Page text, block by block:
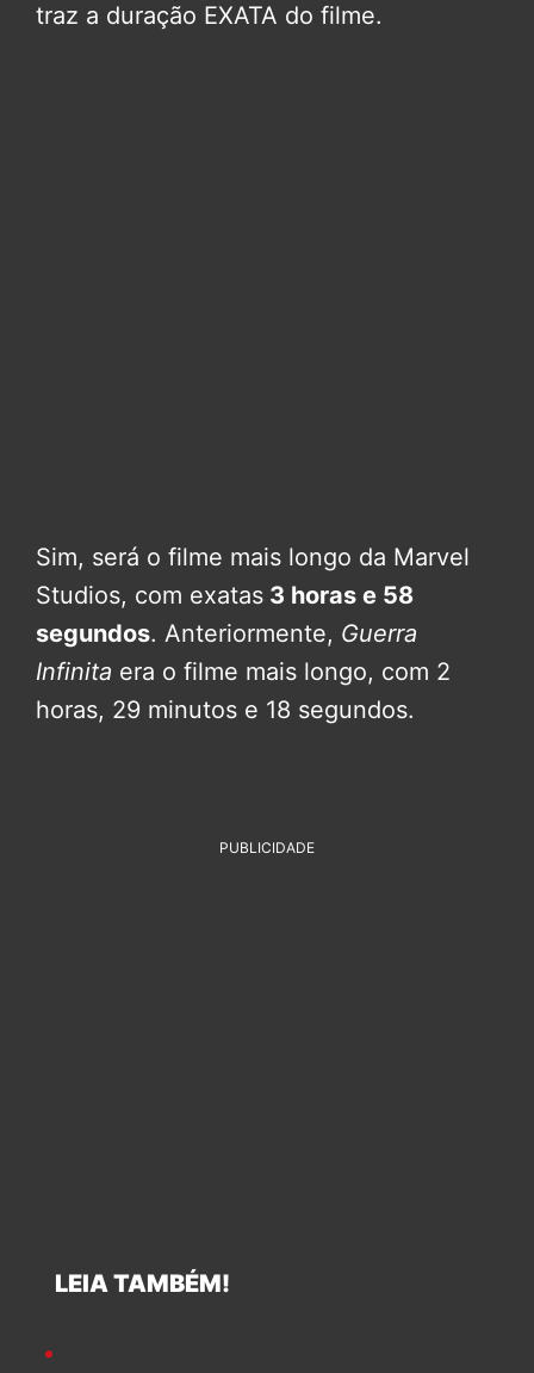
traz a duração EXATA do filme.
Sim, será o filme mais longo da Marvel
Studios, com exatas 3 horas e 58
segundos. Anteriormente, Guerra
Infinita era o filme mais longo, com 2
horas, 29 minutos e 18 segundos.
PUBLICIDADE
LEIA TAMBÉM!